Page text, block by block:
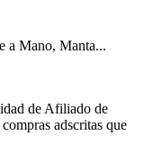
a Mano, Manta...
de Afiliado de
adscritas que